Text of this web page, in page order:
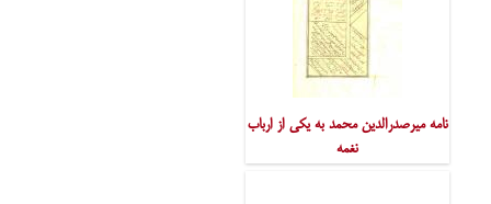
نامه میرصدرالدین محمد به یکی از ارباب
نغمه